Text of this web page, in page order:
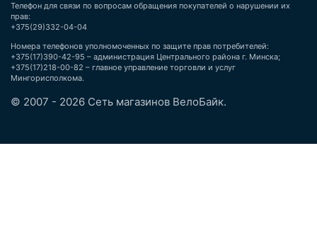
Телефон для связи по вопросам обращения покупателей о нарушении их
прав:
+375(29)332-04-04
Номера телефонов уполномоченных по защите прав потребителей:
+375(17)390-42-95 – администрация Центрального района г. Минска;
+375(17)218-00-82 – главное управление торговли и услуг
Мингорисполкома.
© 2007 - 2026 Сеть магазинов ВелоБайк.